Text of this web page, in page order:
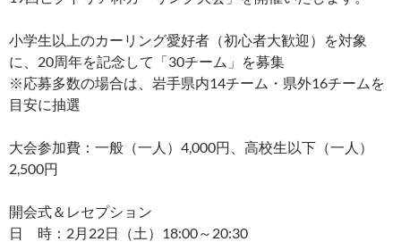
小学生以上のカーリング愛好者（初心者大歓迎）を対象
に、20周年を記念して「30チーム」を募集
※応募多数の場合は、岩手県内14チーム・県外16チームを
目安に抽選
大会参加費：一般（一人）4,000円、高校生以下（一人）
2,500円
開会式＆レセプション
日 時：2月22日（土）18:00～20:30